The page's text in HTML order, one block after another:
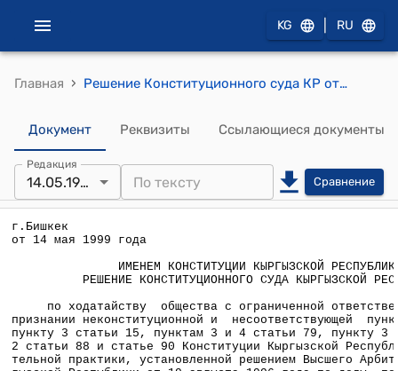
KG RU
Главная › Решение Конституционного суда КР от 14 мая 1999 года по ходатайству общества с ограниченной ответственностью "Адеми" о признании неконституционной и несоответствующей пункту 2 статьи 7, пункту 3 статьи 15, пунктам 3 и 4 статьи 79, пункту 3 статьи 84, пункту 2 статьи 88 и статье 90 Конституции Кыргызской Республики правоприменительной практики, установленной решением Высшего Арбитражного суда Кыргызской Республики от 19 августа 1996 года
Документ Реквизиты Ссылающиеся документы
Редакция
14.05.1999 Сравнение